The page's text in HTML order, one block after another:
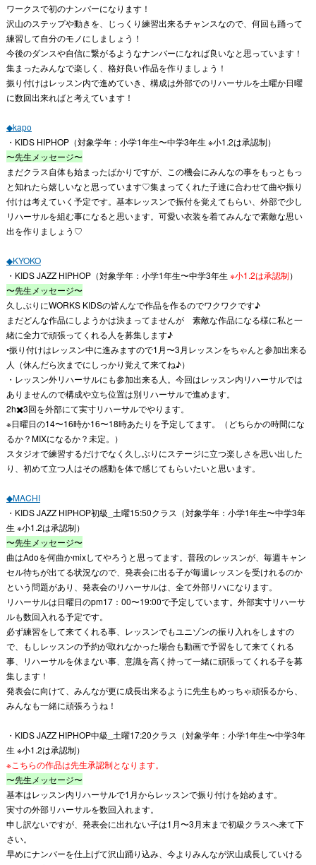
ワークスで初のナンバーになります！
沢山のステップや動きを、じっくり練習出来るチャンスなので、何回も踊って
練習して自分のモノにしましょう！
今後のダンスや自信に繋がるようなナンバーになれば良いなと思っています！
集まったみんなで楽しく、格好良い作品を作りましょう！
振り付けはレッスン内で進めていき、構成は外部でのリハーサルを土曜か日曜
に数回出来ればと考えています！
◆kapo
・KIDS HIPHOP（対象学年：小学1年生〜中学3年生 ※小1.2は承認制）
〜先生メッセージ〜
まだクラス自体も始まったばかりですが、この機会にみんなの事をもっともっ
と知れたら嬉しいなと思っています♡集まってくれた子達に合わせて曲や振り
付けは考えていく予定です。基本レッスンで振付を覚えてもらい、外部で少し
リハーサルを組む事になると思います。可愛い衣装を着てみんなで素敵な思い
出を作りましょう♡
◆KYOKO
・KIDS JAZZ HIPHOP（対象学年：小学1年生〜中学3年生 ※小1.2は承認制）
〜先生メッセージ〜
久しぶりにWORKS KIDSの皆んなで作品を作るのでワクワクです♪
まだどんな作品にしようかは決まってませんが 素敵な作品になる様に私と一
緒に全力で頑張ってくれる人を募集します♪
•振り付けはレッスン中に進みますので1月〜3月レッスンをちゃんと参加出来る
人（休んだら次までにしっかり覚えて来てね♪）
・レッスン外リハーサルにも参加出来る人。今回はレッスン内リハーサルでは
ありませんので構成や立ち位置は別リハーサルで進めます。
2h✖️3回を外部にて実寸リハーサルでやります。
※日曜日の14〜16時か16〜18時あたりを予定してます。（どちらかの時間にな
るか？MIXになるか？未定。）
スタジオで練習するだけでなく久しぶりにステージに立つ楽しさを思い出した
り、初めて立つ人はその感動を体で感じてもらいたいと思います。
◆MACHI
・KIDS JAZZ HIPHOP初級_土曜15:50クラス（対象学年：小学1年生〜中学3年
生 ※小1.2は承認制）
〜先生メッセージ〜
曲はAdoを何曲かmixしてやろうと思ってます。普段のレッスンが、毎週キャン
セル待ちが出てる状況なので、発表会に出る子が毎週レッスンを受けれるのか
という問題があり、発表会のリハーサルは、全て外部リハになります。
リハーサルは日曜日のpm17：00〜19:00で予定しています。外部実寸リハーサ
ルも数回入れる予定です。
必ず練習をして来てくれる事、レッスンでもユニゾンの振り入れをしますの
で、もしレッスンの予約が取れなかった場合も動画で予習をして来てくれる
事、リハーサルを休まない事、意識を高く持って一緒に頑張ってくれる子を募
集します！
発表会に向けて、みんなが更に成長出来るように先生もめっちゃ頑張るから、
みんなも一緒に頑張ろうね！
・KIDS JAZZ HIPHOP中級_土曜17:20クラス（対象学年：小学1年生〜中学3年
生 ※小1.2は承認制）
※こちらの作品は先生承認制となります。
〜先生メッセージ〜
基本はレッスン内リハーサルで1月からレッスンで振り付けを始めます。
実寸の外部リハーサルを数回入れます。
申し訳ないですが、発表会に出れない子は1月〜3月末まで初級クラスへ来て下
さい。
早めにナンバーを仕上げて沢山踊り込み、今よりみんなが沢山成長していける